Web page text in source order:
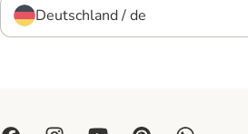
Deutschland / de